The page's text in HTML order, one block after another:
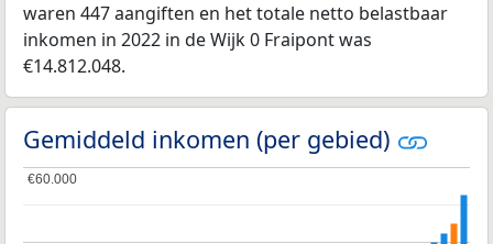
waren 447 aangiften en het totale netto belastbaar
inkomen in 2022 in de Wijk 0 Fraipont was
€14.812.048.
Gemiddeld inkomen (per gebied)
€60.000
€60.000